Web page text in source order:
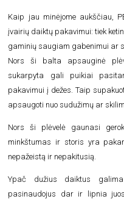
Kaip jau minėjome aukščiau,
įvairių daiktų pakavimui: tiek
gaminių saugiam gabenimui ar
Nors ši balta apsauginė
sukarpyta gali puikiai
pakavimui į dežes. Taip
apsaugoti nuo sudužimų ar
Nors ši plėvelė gaunasi
minkštumas ir storis yra
nepažeistą ir nepakitusią.
Ypač dužius daiktus
pasinaudojus dar ir lipnia